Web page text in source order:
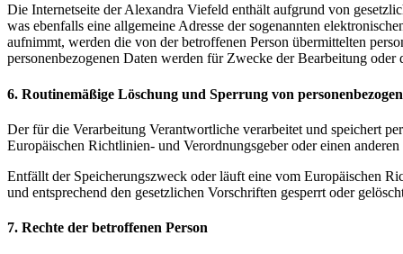
Die Internetseite der Alexandra Viefeld enthält aufgrund von
was ebenfalls eine allgemeine Adresse der sogenannten
aufnimmt, werden die von der betroffenen Person übermittelten
personenbezogenen Daten werden für Zwecke der Bearbeitung
6. Routinemäßige Löschung und Sperrung von
Der für die Verarbeitung Verantwortliche verarbeitet und speichert
Europäischen Richtlinien- und Verordnungsgeber oder einen
Entfällt der Speicherungszweck oder läuft eine vom Europäischen
und entsprechend den gesetzlichen Vorschriften gesperrt oder
7. Rechte der betroffenen Person